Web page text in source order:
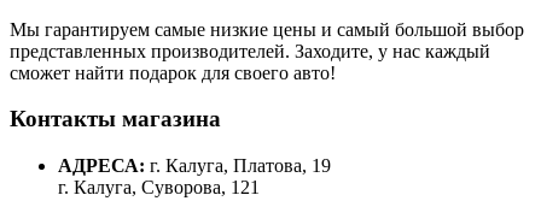
Мы гарантируем самые низкие цены и самый большой выбор
представленных производителей. Заходите, у нас каждый
сможет найти подарок для своего авто!
Контакты магазина
АДРЕСА: г. Калуга, Платова, 19
г. Калуга, Суворова, 121